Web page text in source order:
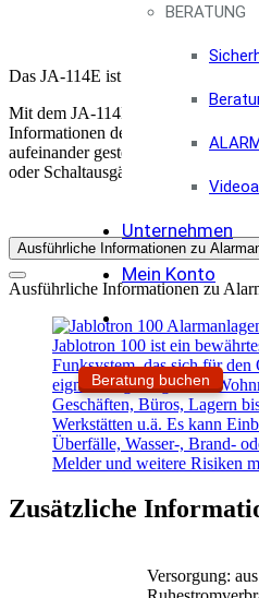
BERATUNG
Unternehmen
Mein Konto
Beratung buchen
Das JA-114E ist ein Bus-
Mit dem JA-114E ist die
Informationen des Alarmsystems
aufeinander gesteckt werden.
oder Schaltausgänge an.
Ausführliche Informationen zu
Ausführliche Informationen zu
Jablotron 100 ist ein
Funksystem, das sich für den
eignet. Angefangen bei
Geschäften, Büros, Lagern
Werkstätten u.ä. Es kann
Überfälle, Wasser-, Brand-
Melder und weitere Risiken
Zusätzliche
Versorgung: